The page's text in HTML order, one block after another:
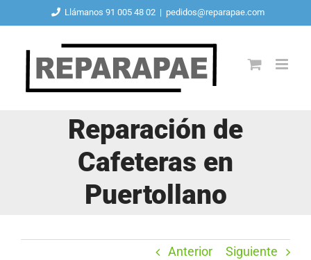
contenido
Llámanos 91 005 48 02 | pedidos@reparapae.com
Reparación de
Cafeteras en
Puertollano
Anterior Siguiente